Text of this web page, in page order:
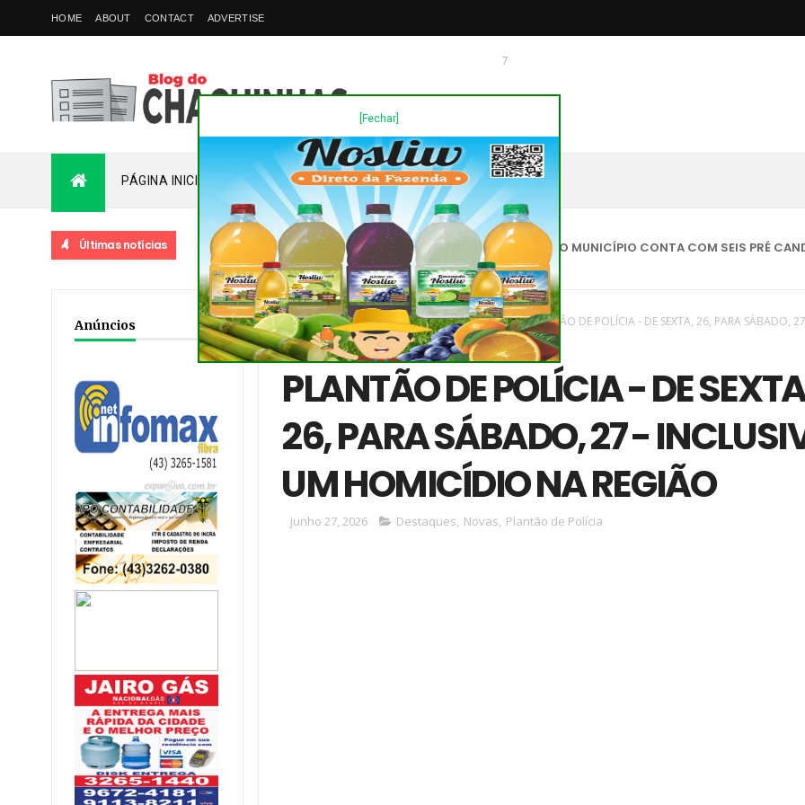
[Fechar]
HOME ABOUT CONTACT ADVERTISE
7
PÁGINA INICIAL PLANTÃO FALE COM O CHAGUINHAS
Últimas notícias DESTAQUES NVA STA BÁRBARA - FATO INÉDITO, O MUNICÍPIO CONTA COM SEIS PRÉ CANDIDATOS
Anúncios Home/Destaques/Novas/Plantão de Polícia/PLANTÃO DE POLÍCIA - DE SEXTA, 26, PARA SÁBADO,
INCLUSIVE UM HOMICÍDIO NA REGIÃO
PLANTÃO DE POLÍCIA - DE
26, PARA SÁBADO, 27 -
UM HOMICÍDIO NA REGIÃO
junho 27, 2026 Destaques, Novas, Plantão de Polícia